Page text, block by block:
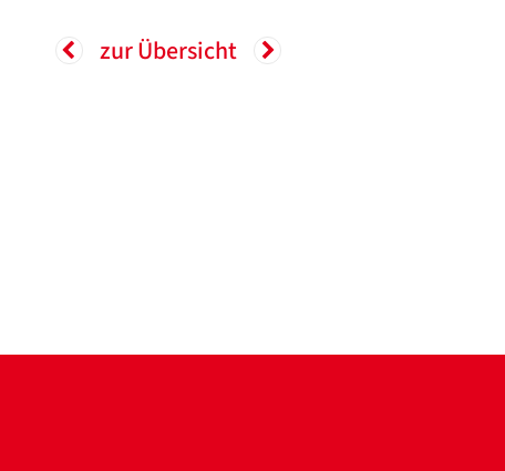
zur Übersicht